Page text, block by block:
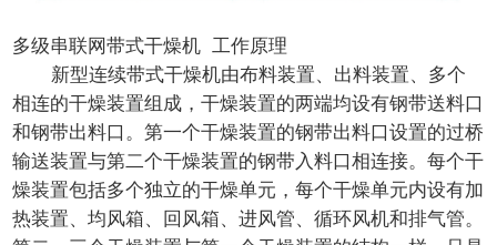
多级串联网带式干燥机 工作原理
新型连续带式干燥机由布料装置、出料装置、多个
相连的干燥装置组成，干燥装置的两端均设有钢带送料口
和钢带出料口。第一个干燥装置的钢带出料口设置的过桥
输送装置与第二个干燥装置的钢带入料口相连接。每个干
燥装置包括多个独立的干燥单元，每个干燥单元内设有加
热装置、均风箱、回风箱、进风管、循环风机和排气管。